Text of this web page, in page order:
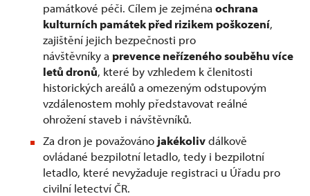
památkové péči. Cílem je zejména ochrana
kulturních památek před rizikem poškození,
zajištění jejich bezpečnosti pro
návštěvníky a prevence neřízeného souběhu více
letů dronů, které by vzhledem k členitosti
historických areálů a omezeným odstupovým
vzdálenostem mohly představovat reálné
ohrožení staveb i návštěvníků.
Za dron je považováno jakékolivdálkově
ovládané bezpilotní letadlo, tedy i bezpilotní
letadlo, které nevyžaduje registraci u Úřadu pro
civilní letectví ČR.